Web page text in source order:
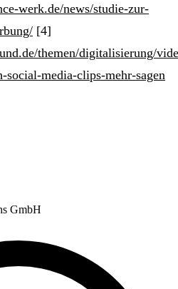
werk.de/news/studie-zur-
[4]
themen/digitalisierung/
media-clips-mehr-sagen
GmbH